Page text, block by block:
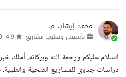
محمد إيهاب م.
تأسيس وتطوير مشاريع
السلام عليكم ورحمة الله وبركاته، أملك
دراسات جدوى للمشاريع الصحية والطبية،